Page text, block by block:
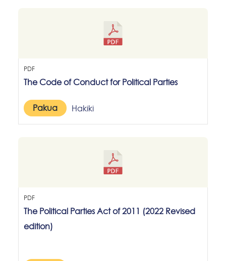
PDF
The Code of Conduct for Political Parties
Pakua Hakiki
PDF
The Political Parties Act of 2011 (2022 Revised
edition)